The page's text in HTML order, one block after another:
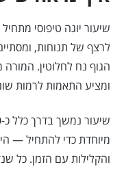
שיעור יוגה טיפוסי
הגוף נח לחלוטין.
ומציע התאמות לרמות
מיוחדת כדי להתחיל —
והקלילות עם הזמן. כל